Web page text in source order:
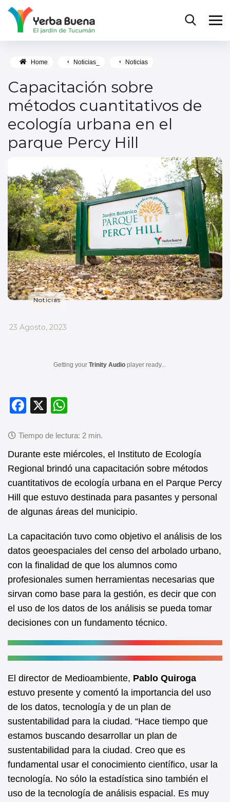
Home Noticias_ Noticias
Capacitación sobre
métodos cuantitativos de
ecología urbana en el
parque Percy Hill
Noticias
_
23 Agosto, 2023
Getting your Trinity Audio player ready...
F
c
e
b
o
o
k
X
at
s
A
p
p
Durante este miércoles, el Instituto de Ecología
Regional brindó una capacitación sobre métodos
cuantitativos de ecología urbana en el Parque Percy
Hill que estuvo destinada para pasantes y personal
de algunas áreas del municipio.
La capacitación tuvo como objetivo el análisis de los
datos geoespaciales del censo del arbolado urbano,
con la finalidad de que los alumnos como
profesionales sumen herramientas necesarias que
sirvan como base para la gestión, es decir que con
el uso de los datos de los análisis se pueda tomar
decisiones con un fundamento técnico.
El director de Medioambiente, Pablo Quiroga
estuvo presente y comentó la importancia del uso
de los datos, tecnología y de un plan de
sustentabilidad para la ciudad. “Hace tiempo que
estamos buscando desarrollar un plan de
sustentabilidad para la ciudad. Creo que es
fundamental usar el conocimiento científico, usar la
tecnología. No sólo la estadística sino también el
uso de la tecnología de análisis espacial. Es muy